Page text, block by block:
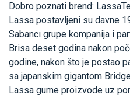
Dobro poznati brend:
Lassa postavljeni su davne
Sabancı grupe kompanija i
Brisa deset godina nakon
godine, nakon što je postao
sa japanskim gigantom
Lassa gume proizvode uz